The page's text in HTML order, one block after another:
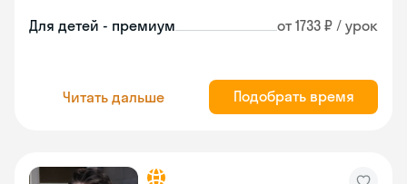
Для детей - премиум от 1733 ₽ / урок
Читать дальше Подобрать время